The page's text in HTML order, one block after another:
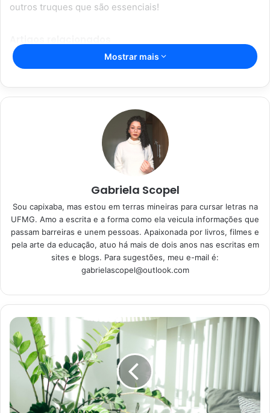
outros truques que são essenciais!
perfumar sua casa com ingredientes
28/05/2023
Dicas caseiras para limpar sua casa
de forma rápida e eficaz
Como limpar colchão a seco?
Use bicarbonato
Em primeiro lugar, já adiantamos que, para aprender como
limpar colchão a seco, você precisará somente de
suficiente para esta ação. Portanto, segundo o site UOL,
em uma matéria produzida no dia 15 de outubro de 2022,
você precisa apenas polvilhar um pouco do produto na
superfície do colchão por algumas horas e, depois, retirar
o excesso com uma escova e um aspirador, se possível.
Esse processo permite retirar sujeiras e ácaros sem
Mostrar mais
Gabriela Scopel
Sou capixaba, mas estou em terras mineiras para cursar letras na
UFMG. Amo a escrita e a forma como ela veicula informações que
passam barreiras e unem pessoas. Apaixonada por livros, filmes e
pela arte da educação, atuo há mais de dois anos nas escritas em
sites e blogs. Para sugestões, meu e-mail é:
gabrielascopel@outlook.com